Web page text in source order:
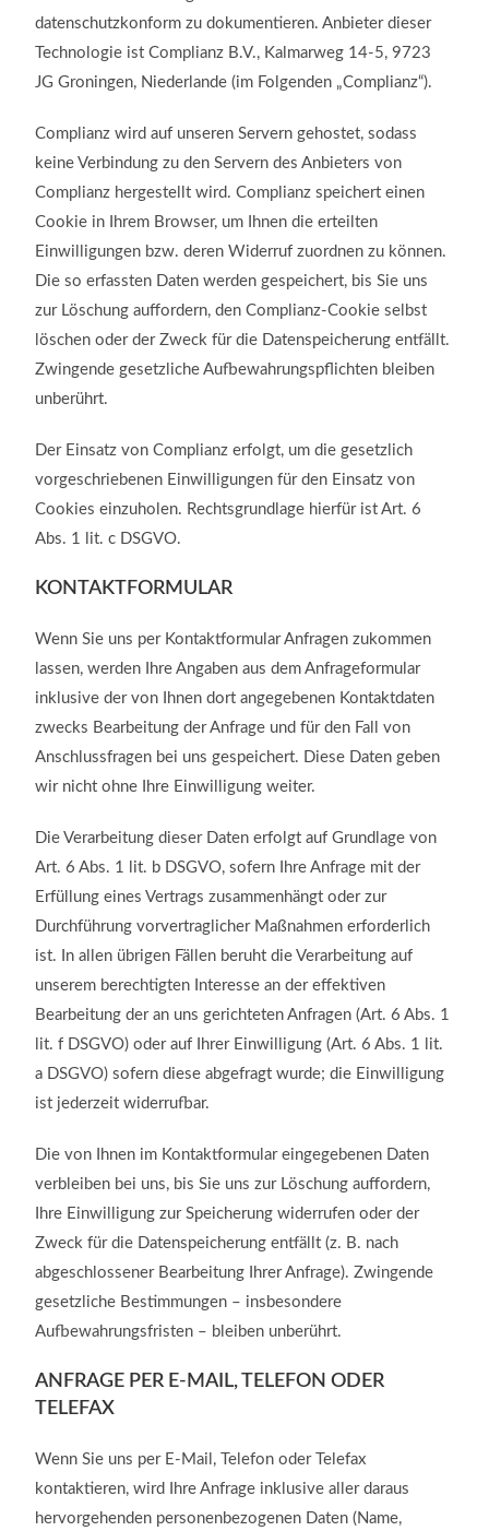
datenschutzkonform zu dokumentieren. Anbieter dieser
Technologie ist Complianz B.V., Kalmarweg 14-5, 9723
JG Groningen, Niederlande (im Folgenden „Complianz“).
Complianz wird auf unseren Servern gehostet, sodass
keine Verbindung zu den Servern des Anbieters von
Complianz hergestellt wird. Complianz speichert einen
Cookie in Ihrem Browser, um Ihnen die erteilten
Einwilligungen bzw. deren Widerruf zuordnen zu können.
Die so erfassten Daten werden gespeichert, bis Sie uns
zur Löschung auffordern, den Complianz-Cookie selbst
löschen oder der Zweck für die Datenspeicherung entfällt.
Zwingende gesetzliche Aufbewahrungspflichten bleiben
unberührt.
Der Einsatz von Complianz erfolgt, um die gesetzlich
vorgeschriebenen Einwilligungen für den Einsatz von
Cookies einzuholen. Rechtsgrundlage hierfür ist Art. 6
Abs. 1 lit. c DSGVO.
KONTAKTFORMULAR
Wenn Sie uns per Kontaktformular Anfragen zukommen
lassen, werden Ihre Angaben aus dem Anfrageformular
inklusive der von Ihnen dort angegebenen Kontaktdaten
zwecks Bearbeitung der Anfrage und für den Fall von
Anschlussfragen bei uns gespeichert. Diese Daten geben
wir nicht ohne Ihre Einwilligung weiter.
Die Verarbeitung dieser Daten erfolgt auf Grundlage von
Art. 6 Abs. 1 lit. b DSGVO, sofern Ihre Anfrage mit der
Erfüllung eines Vertrags zusammenhängt oder zur
Durchführung vorvertraglicher Maßnahmen erforderlich
ist. In allen übrigen Fällen beruht die Verarbeitung auf
unserem berechtigten Interesse an der effektiven
Bearbeitung der an uns gerichteten Anfragen (Art. 6 Abs. 1
lit. f DSGVO) oder auf Ihrer Einwilligung (Art. 6 Abs. 1 lit.
a DSGVO) sofern diese abgefragt wurde; die Einwilligung
ist jederzeit widerrufbar.
Die von Ihnen im Kontaktformular eingegebenen Daten
verbleiben bei uns, bis Sie uns zur Löschung auffordern,
Ihre Einwilligung zur Speicherung widerrufen oder der
Zweck für die Datenspeicherung entfällt (z. B. nach
abgeschlossener Bearbeitung Ihrer Anfrage). Zwingende
gesetzliche Bestimmungen – insbesondere
Aufbewahrungsfristen – bleiben unberührt.
ANFRAGE PER E-MAIL, TELEFON ODER
TELEFAX
Wenn Sie uns per E-Mail, Telefon oder Telefax
kontaktieren, wird Ihre Anfrage inklusive aller daraus
hervorgehenden personenbezogenen Daten (Name,